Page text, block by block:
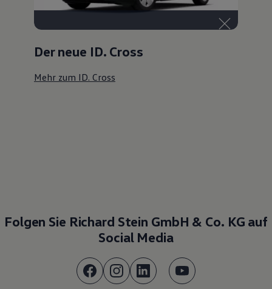
Der neue ID. Cross
Mehr zum ID. Cross
Folgen Sie Richard Stein GmbH & Co. KG auf
Social Media